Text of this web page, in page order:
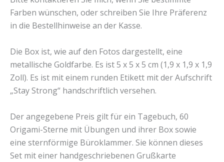
Farben wünschen, oder schreiben Sie Ihre Präferenz
in die Bestellhinweise an der Kasse.
Die Box ist, wie auf den Fotos dargestellt, eine
metallische Goldfarbe. Es ist 5 x 5 x 5 cm (1,9 x 1,9 x 1,9
Zoll). Es ist mit einem runden Etikett mit der Aufschrift
„Stay Strong“ handschriftlich versehen.
Der angegebene Preis gilt für ein Tagebuch, 60
Origami-Sterne mit Übungen und ihrer Box sowie
eine sternförmige Büroklammer. Sie können dieses
Set mit einer handgeschriebenen Grußkarte